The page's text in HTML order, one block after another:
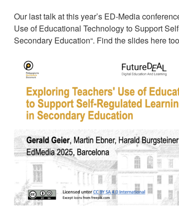
Our last talk at this year’s ED-Media
Use of Educational Technology to Support
Secondary Education“. Find the slides here